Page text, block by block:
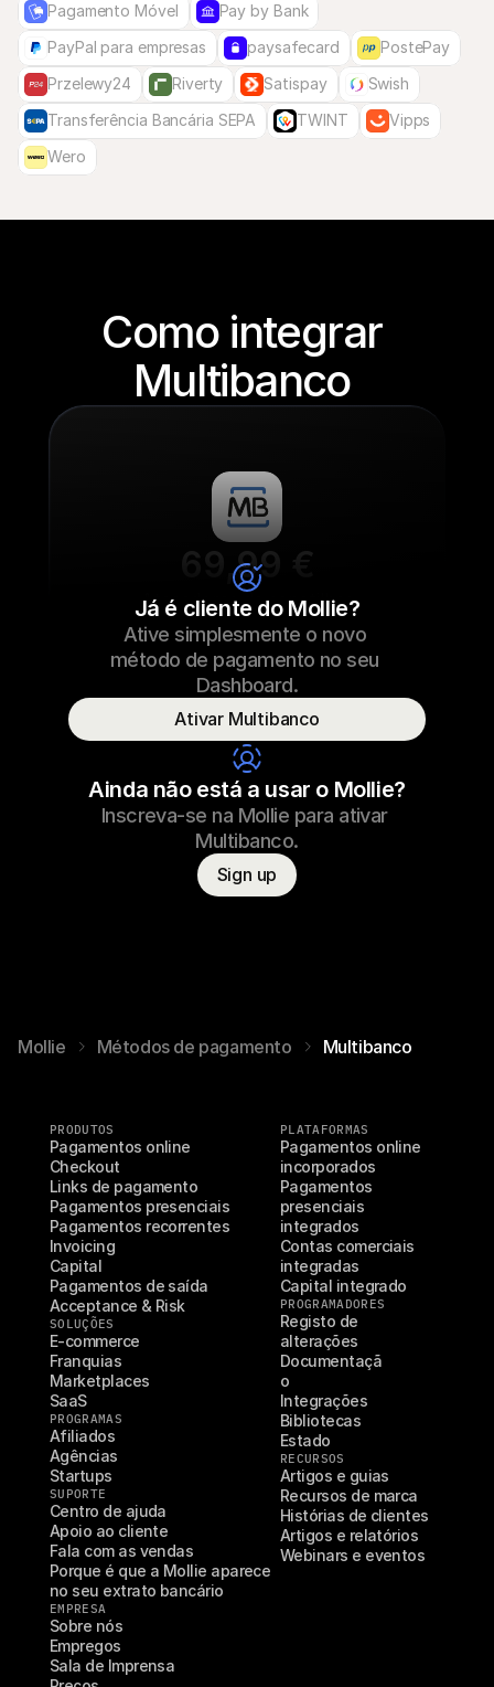
Pagamento Móvel
Pay by Bank
PayPal para empresas
paysafecard
PostePay
Przelewy24
Riverty Satispay
Swish
Transferência Bancária SEPA
TWINT
Vipps
Wero
Como integrar
Multibanco
69,99 €
Atacadores de sapatilhas
Atacadores de sapatilhas
23/09/2022 17:29 69,99 €
Pago
Nome do consumidor T. Lontra
Já é cliente do Mollie?
Ative simplesmente o novo
método de pagamento no seu
Dashboard.
Ativar Multibanco
Ainda não está a usar o Mollie?
Inscreva-se na Mollie para ativar
Multibanco.
Sign up
Mollie Métodos de pagamento Multibanco
PRODUTOS
Pagamentos online
Checkout
Links de pagamento
Pagamentos presenciais
Pagamentos recorrentes
Invoicing
Capital
Pagamentos de saída
Acceptance & Risk
SOLUÇÕES
E-commerce
Franquias
Marketplaces
SaaS
PROGRAMAS
Afiliados
Agências
Startups
SUPORTE
Centro de ajuda
Apoio ao cliente
Fala com as vendas
Porque é que a Mollie aparece
no seu extrato bancário
EMPRESA
Sobre nós
Empregos
Sala de Imprensa
PLATAFORMAS
Pagamentos online
incorporados
Pagamentos
presenciais
integrados
Contas comerciais
integradas
Capital integrado
PROGRAMADORES
Registo de
alterações
Documentaçã
o
Integrações
Bibliotecas
Estado
RECURSOS
Artigos e guias
Recursos de marca
Histórias de clientes
Artigos e relatórios
Webinars e eventos